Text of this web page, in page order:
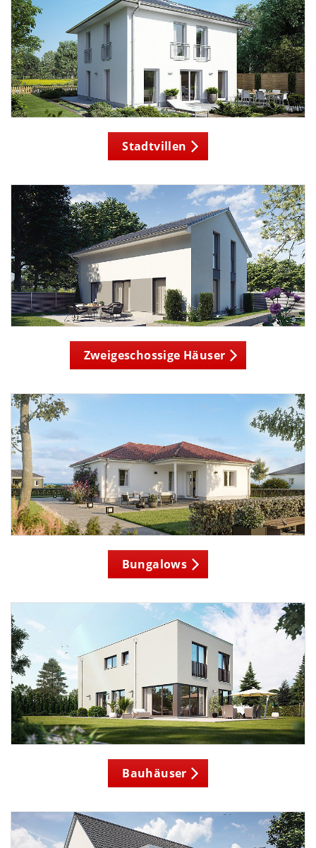
Stadtvillen
Zweigeschossige Häuser
Bungalows
Bauhäuser